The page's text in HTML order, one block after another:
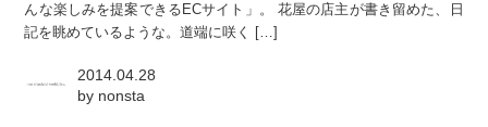
んな楽しみを提案できるECサイト」。 花屋の店主が書き留めた、日
記を眺めているような。道端に咲く […]
2014.04.28
by nonsta